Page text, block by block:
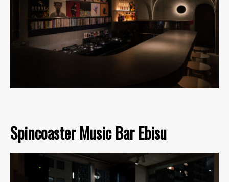
Spincoaster Music Bar Ebisu